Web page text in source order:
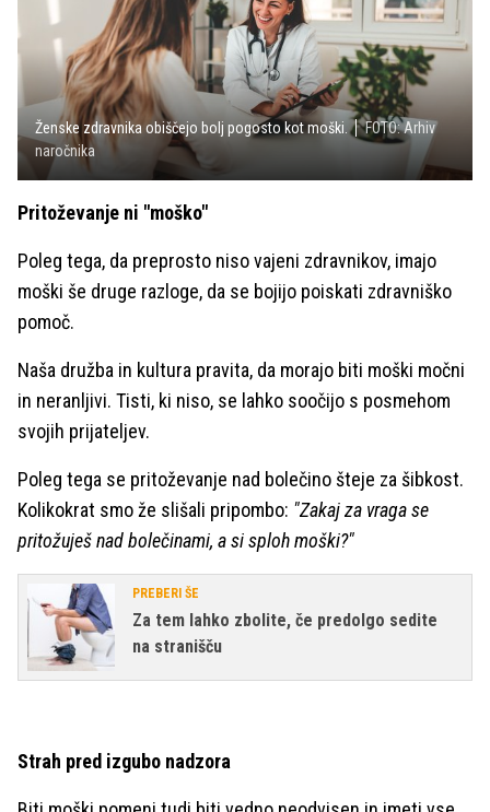
Ženske zdravnika obiščejo bolj pogosto kot moški.
FOTO: Arhiv
naročnika
Pritoževanje ni "moško"
Poleg tega, da preprosto niso vajeni zdravnikov, imajo
moški še druge razloge, da se bojijo poiskati zdravniško
pomoč.
Naša družba in kultura pravita, da morajo biti moški močni
in neranljivi. Tisti, ki niso, se lahko soočijo s posmehom
svojih prijateljev.
Poleg tega se pritoževanje nad bolečino šteje za šibkost.
Kolikokrat smo že slišali pripombo: "Zakaj za vraga se
pritožuješ nad bolečinami, a si sploh moški?"
PREBERI ŠE
Za tem lahko zbolite, če predolgo sedite
na stranišču
Strah pred izgubo nadzora